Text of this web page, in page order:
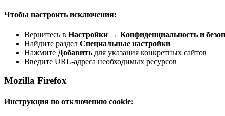
Чтобы настроить исключения:
Вернитесь в Настройки → Конфиденциальность и
Найдите раздел Специальные настройки
Нажмите Добавить для указания конкретных сайтов
Введите URL-адреса необходимых ресурсов
Mozilla Firefox
Инструкция по отключению cookie: